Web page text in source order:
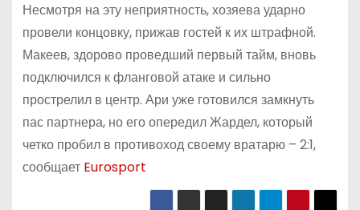
Несмотря на эту неприятность, хозяева ударно
провели концовку, прижав гостей к их штрафной.
Макеев, здорово проведший первый тайм, вновь
подключился к фланговой атаке и сильно
прострелил в центр. Ари уже готовился замкнуть
пас партнера, но его опередил Жардел, который
четко пробил в противоход своему вратарю – 2:1,
сообщает Eurosport